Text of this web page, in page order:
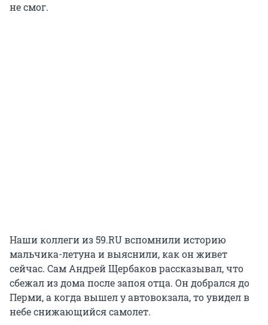
не смог.
Наши коллеги из 59.RU вспомнили историю
мальчика-летуна и выяснили, как он живет
сейчас. Сам Андрей Щербаков рассказывал, что
сбежал из дома после запоя отца. Он добрался до
Перми, а когда вышел у автовокзала, то увидел в
небе снижающийся самолет.